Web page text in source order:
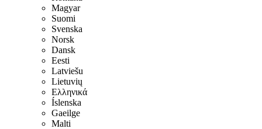
Magyar
Suomi
Svenska
Norsk
Dansk
Eesti
Latviešu
Lietuvių
Ελληνικά
Íslenska
Gaeilge
Malti